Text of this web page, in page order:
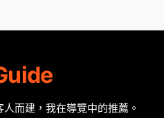
而建，我在導覽中的推薦。